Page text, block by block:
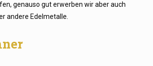
genauso gut erwerben wir aber auch
andere Edelmetalle.